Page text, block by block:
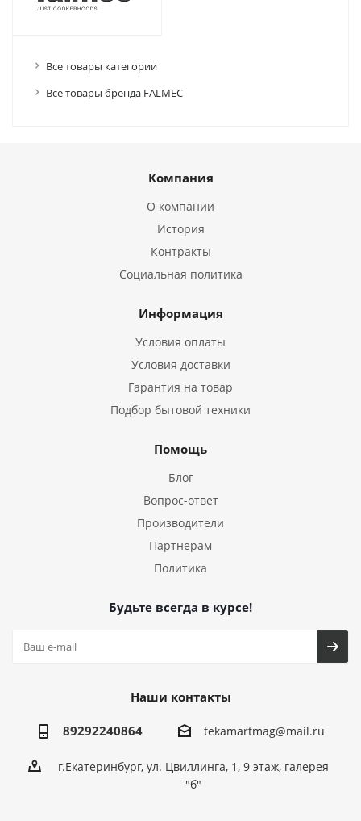
Все товары категории
Все товары бренда FALMEC
Компания
О компании
История
Контракты
Социальная политика
Информация
Условия оплаты
Условия доставки
Гарантия на товар
Подбор бытовой техники
Помощь
Блог
Вопрос-ответ
Производители
Партнерам
Политика
Будьте всегда в курсе!
Наши контакты
89292240864 tekamartmag@mail.ru
г.Екатеринбург, ул. Цвиллинга, 1, 9 этаж, галерея
"б"